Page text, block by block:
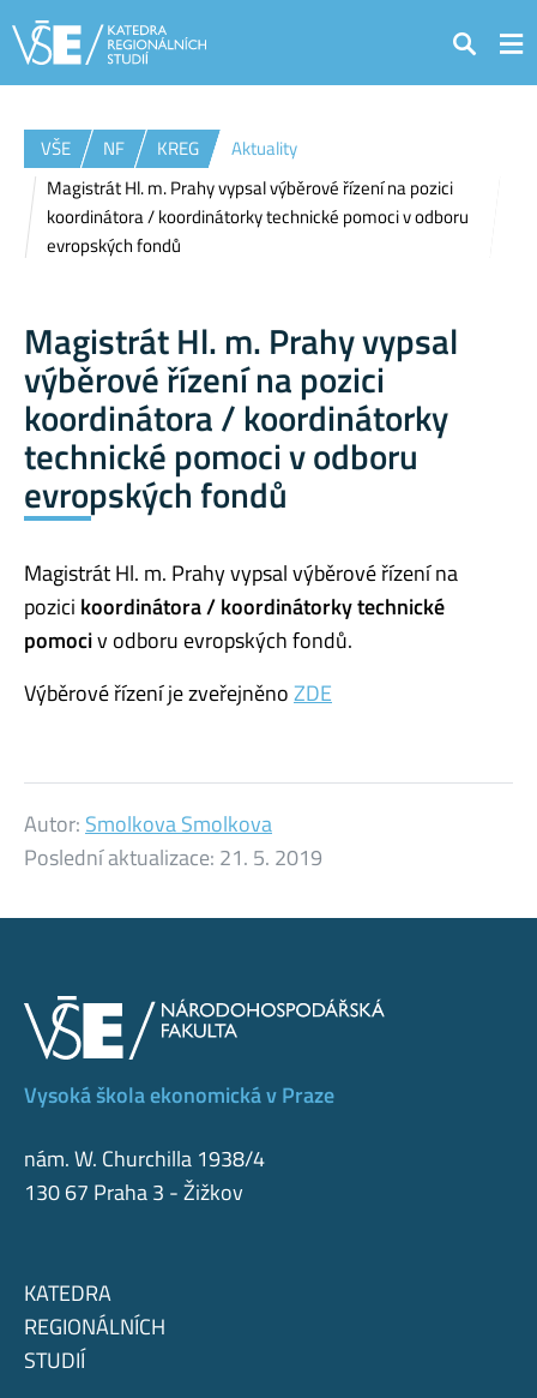
Hledat
VŠE NF KREG
Aktuality
Magistrát Hl. m. Prahy vypsal výběrové řízení na pozici
koordinátora / koordinátorky technické pomoci v odboru
evropských fondů
Magistrát Hl. m. Prahy vypsal
výběrové řízení na pozici
koordinátora / koordinátorky
technické pomoci v odboru
evropských fondů
Magistrát Hl. m. Prahy vypsal výběrové řízení na
pozici koordinátora / koordinátorky technické
pomociv odboru evropských fondů.
Výběrové řízení je zveřejněnoZDE
Autor: Smolkova Smolkova
Poslední aktualizace: 21. 5. 2019
Vysoká škola ekonomická v Praze
nám. W. Churchilla 1938/4
130 67 Praha 3 - Žižkov
KATEDRA
REGIONÁLNÍCH
STUDIÍ